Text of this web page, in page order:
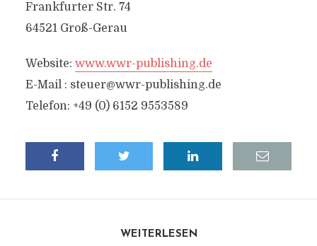
Frankfurter Str. 74
64521 Groß-Gerau
Website: www.wwr-publishing.de
E-Mail : steuer@wwr-publishing.de
Telefon: +49 (0) 6152 9553589
WEITERLESEN